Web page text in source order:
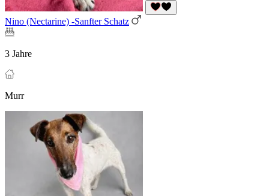
Nino (Nectarine) -Sanfter Schatz
3 Jahre
Murr